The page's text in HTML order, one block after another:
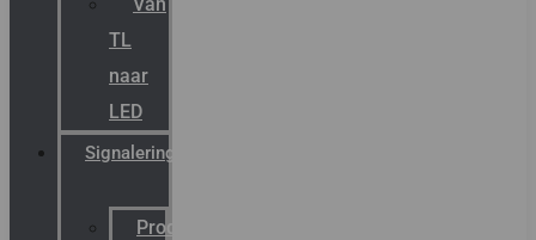
TL
naar
LED
Signalering
Productcatalogus